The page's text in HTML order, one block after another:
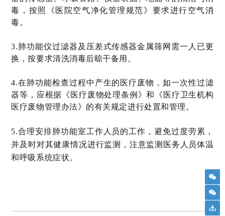
毒，按照《医院空气净化管理规范》要求进行空气消
毒。
3.肺功能仪过滤器及压差式传感器金属筛网需一人已更
换，按要求清洗消毒后晾干备用。
4.在肺功能检查过程中产生的医疗废物，如一次性过滤
器等，应根据《医疗废物处理条例》和《医疗卫生机构
医疗废物管理办法》的有关规定进行处置和管理。
5.合理安排肺功能室工作人员的工作，避免过度劳累，
并及时对其健康情况进行监测，注意监测医务人员体温
和呼吸系统症状。